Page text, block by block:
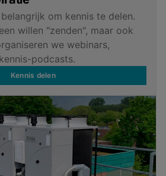
om kennis te delen.
willen "zenden", maar ook
we webinars,
podcasts.
Kennis delen